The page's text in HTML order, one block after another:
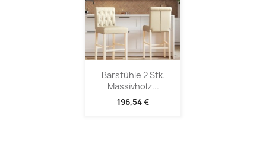
Barstühle 2 Stk.
Massivholz...
196,54 €